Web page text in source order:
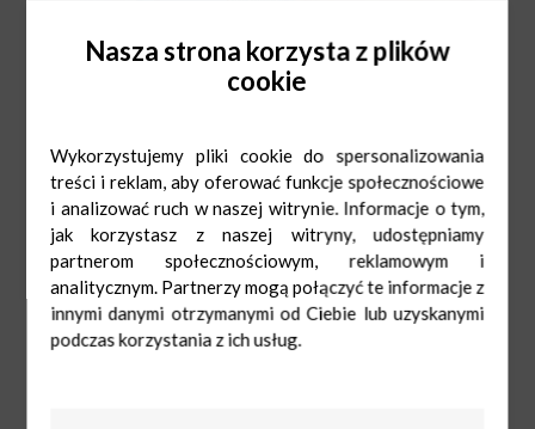
Pn-Sob: 9:00-
Ndz: 10:00-19:00
783 296 103
Nasza strona korzysta z plików
cookie
Wykorzystujemy pliki cookie do spersonalizowania
treści i reklam, aby oferować funkcje społecznościowe
i analizować ruch w naszej witrynie. Informacje o tym,
jak korzystasz z naszej witryny, udostępniamy
partnerom społecznościowym, reklamowym i
analitycznym. Partnerzy mogą połączyć te informacje z
innymi danymi otrzymanymi od Ciebie lub uzyskanymi
podczas korzystania z ich usług.